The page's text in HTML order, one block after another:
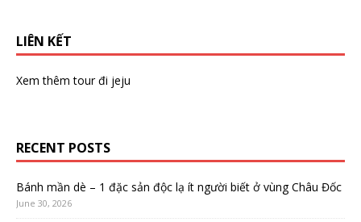
LIÊN KẾT
Xem thêmtour đi jeju
RECENT POSTS
Bánh mần dè – 1 đặc sản độc lạ ít người biết ở vùng Châu Đốc
June 30, 2026